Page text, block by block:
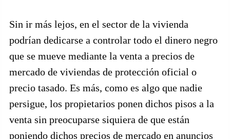
Sin ir más lejos, en el sector de la vivienda
podrían dedicarse a controlar todo el dinero negro
que se mueve mediante la venta a precios de
mercado de viviendas de protección oficial o
precio tasado. Es más, como es algo que nadie
persigue, los propietarios ponen dichos pisos a la
venta sin preocuparse siquiera de que están
poniendo dichos precios de mercado en anuncios